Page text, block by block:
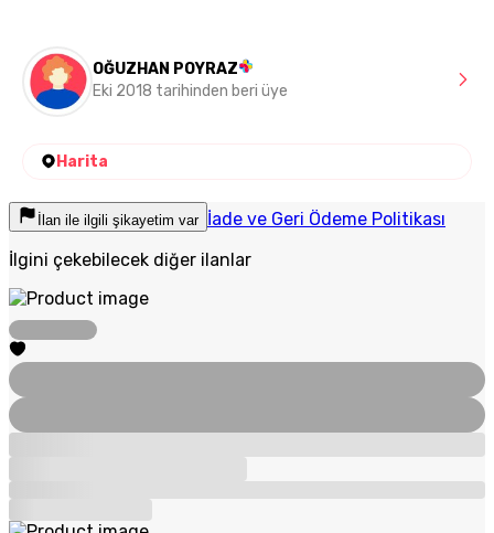
OĞUZHAN POYRAZ
Eki 2018 tarihinden beri üye
Harita
İlan ile ilgili şikayetim var İade ve Geri Ödeme Politikası
İlgini çekebilecek diğer ilanlar